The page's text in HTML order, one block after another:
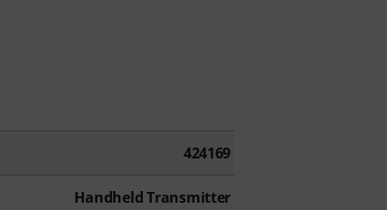
424169
Handheld Transmitter